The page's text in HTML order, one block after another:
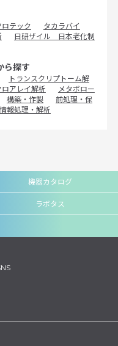
ロテック
タカラバイ
日研ザイル 日本老化制
ら探す
トランスクリプトーム解
アレイ解析
メタボロー
構築・作製
前処理・保
情報処理・解析
機器カタログ
ラボタス